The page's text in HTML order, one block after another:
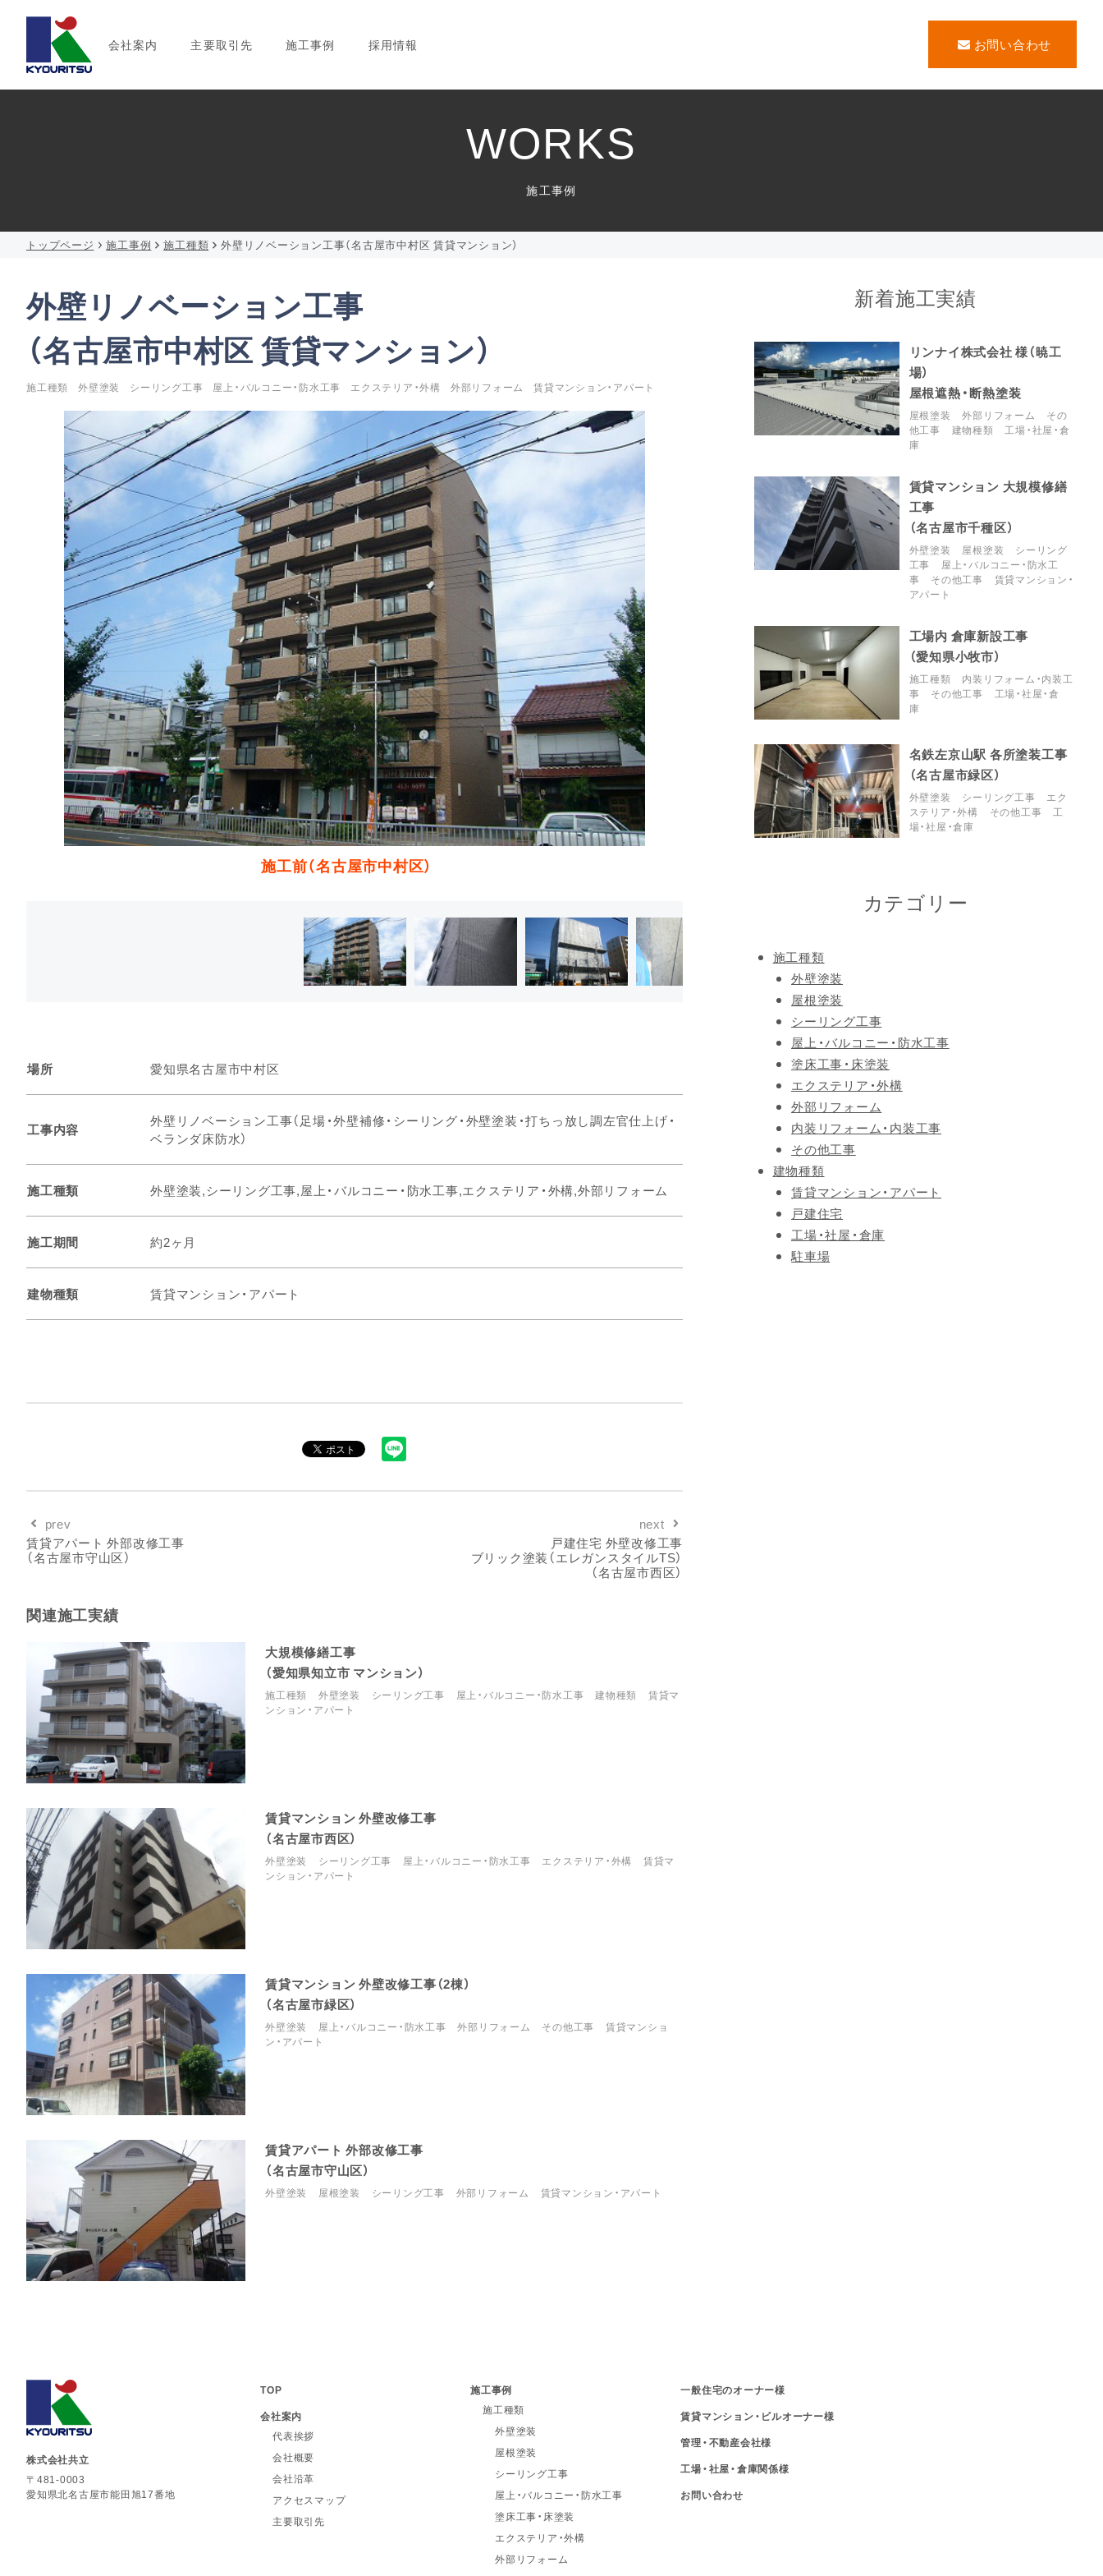
会社案内 主要取引先 施工事例 採用情報 お問い合わせ
WORKS
施工事例
トップページ 施工事例 施工種類 外壁リノベーション工事（名古屋市中村区 賃貸マンション）
外壁リノベーション工事
（名古屋市中村区 賃貸マンション）
施工種類 外壁塗装 シーリング工事 屋上・バルコニー・防水工事 エクステリア・外構 外部リフォーム 賃貸マンション・アパート
施工前（名古屋市中村区）
場所 愛知県名古屋市中村区
工事内容
外壁リノベーション工事（足場・外壁補修・シーリング・外壁塗装・打ちっ放し調左官仕上げ・
ベランダ床防水）
施工種類 外壁塗装,シーリング工事,屋上・バルコニー・防水工事,エクステリア・外構,外部リフォーム
施工期間 約2ヶ月
建物種類 賃貸マンション・アパート
prev
賃貸アパート 外部改修工事
（名古屋市守山区）
next
戸建住宅 外壁改修工事
ブリック塗装（エレガンスタイルTS）
（名古屋市西区）
関連施工実績
大規模修繕工事
（愛知県知立市 マンション）
施工種類 外壁塗装 シーリング工事 屋上・バルコニー・防水工事 建物種類
賃貸マ
ンション・アパート
賃貸マンション 外壁改修工事
（名古屋市西区）
外壁塗装 シーリング工事 屋上・バルコニー・防水工事 エクステリア・外構
賃貸マ
ンション・アパート
賃貸マンション 外壁改修工事（2棟）
（名古屋市緑区）
外壁塗装 屋上・バルコニー・防水工事 外部リフォーム その他工事
賃貸マンショ
ン・アパート
賃貸アパート 外部改修工事
（名古屋市守山区）
外壁塗装 屋根塗装 シーリング工事 外部リフォーム 賃貸マンション・アパート
新着施工実績
リンナイ株式会社 様（暁工
場）
屋根遮熱・断熱塗装
屋根塗装 外部リフォーム
その
他工事
建物種類
工場・社屋・倉
庫
賃貸マンション 大規模修繕
工事
（名古屋市千種区）
外壁塗装 屋根塗装
シーリング
工事
屋上・バルコニー・防水工
事
その他工事
賃貸マンション・
アパート
工場内 倉庫新設工事
（愛知県小牧市）
施工種類
内装リフォーム・内装工
事
その他工事
工場・社屋・倉
庫
名鉄左京山駅 各所塗装工事
（名古屋市緑区）
外壁塗装 シーリング工事
エク
ステリア・外構
その他工事
工
場・社屋・倉庫
カテゴリー
施工種類
外壁塗装
屋根塗装
シーリング工事
屋上・バルコニー・防水工事
塗床工事・床塗装
エクステリア・外構
外部リフォーム
内装リフォーム・内装工事
その他工事
建物種類
賃貸マンション・アパート
戸建住宅
工場・社屋・倉庫
駐車場
株式会社共立
〒481-0003
愛知県北名古屋市能田旭17番地
TOP
会社案内
代表挨拶
会社概要
会社沿革
アクセスマップ
主要取引先
施工事例
施工種類
外壁塗装
屋根塗装
シーリング工事
屋上・バルコニー・防水工事
塗床工事・床塗装
エクステリア・外構
外部リフォーム
一般住宅のオーナー様
賃貸マンション・ビルオーナー様
管理・不動産会社様
工場・社屋・倉庫関係様
お問い合わせ